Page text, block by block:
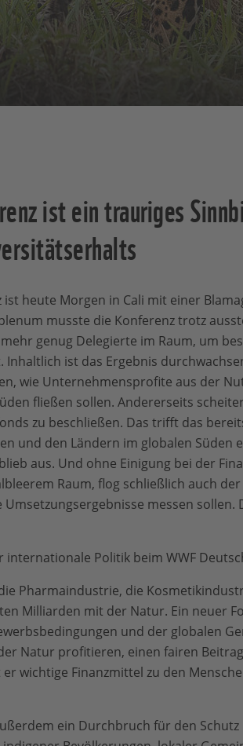
ist ein trauriges
heute Morgen in Cali mit einer
musste die Konferenz trotz
genug Delegierte im Raum, um
ist das Ergebnis
wie Unternehmensprofite aus der
fließen sollen. Andererseits
zu beschließen. Das trifft das
und den Ländern im globalen Süden
aus. Und ohne Einigung bei der
Raum, flog schließlich auch
messen sollen.
internationale Politik beim WWF
Pharmaindustrie, die
Milliarden mit der Natur. Ein neuer
und der globalen
Natur profitieren, einen fairen
wichtige Finanzmittel zu den
ein Durchbruch für den